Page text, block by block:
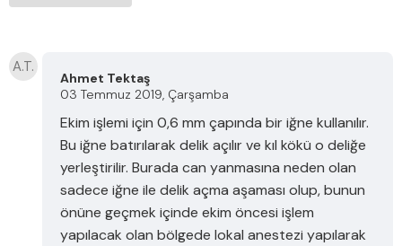
A.T.
Ahmet Tektaş
03 Temmuz 2019, Çarşamba
Ekim işlemi için 0,6 mm çapında bir iğne kullanılır.
Bu iğne batırılarak delik açılır ve kıl kökü o deliğe
yerleştirilir. Burada can yanmasına neden olan
sadece iğne ile delik açma aşaması olup, bunun
önüne geçmek içinde ekim öncesi işlem
yapılacak olan bölgede lokal anestezi yapılarak